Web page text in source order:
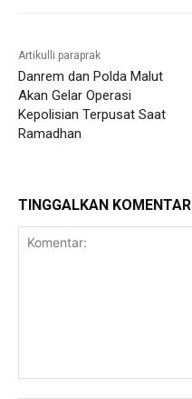
Artikulli paraprak
Danrem dan Polda Malut
Akan Gelar Operasi
Kepolisian Terpusat Saat
Ramadhan
TINGGALKAN KOMENTAR